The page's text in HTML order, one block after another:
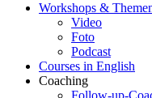
Workshops &
Video
Foto
Podcast
Courses in English
Coaching
Follow-up-